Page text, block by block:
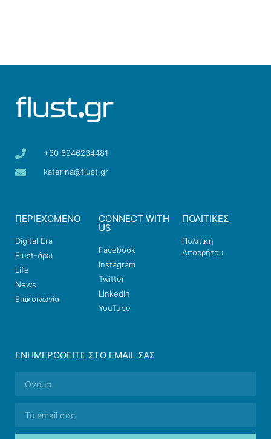
+30 6946234481
katerina@flust.gr
ΠΕΡΙΕΧΟΜΕΝΟ
Digital Era
Flust-άρω
Life
News
Επικοινωνία
CONNECT WITH
US
Facebook
Instagram
Twitter
LinkedIn
YouTube
ΠΟΛΙΤΙΚΕΣ
Πολιτική
Απορρήτου
ΕΝΗΜΕΡΩΘΕΊΤΕ ΣΤΟ EMAIL ΣΑΣ